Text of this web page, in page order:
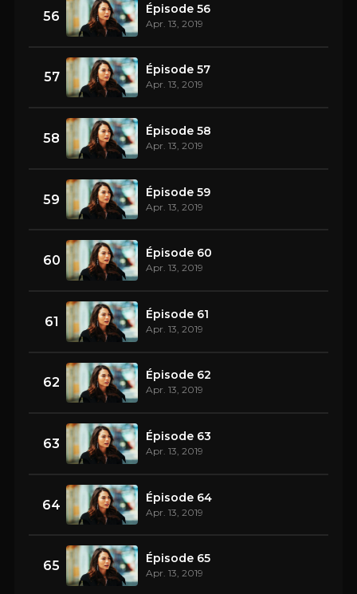
56 Épisode 56
Apr. 13, 2019
57 Épisode 57
Apr. 13, 2019
58 Épisode 58
Apr. 13, 2019
59 Épisode 59
Apr. 13, 2019
60 Épisode 60
Apr. 13, 2019
61 Épisode 61
Apr. 13, 2019
62 Épisode 62
Apr. 13, 2019
63 Épisode 63
Apr. 13, 2019
64 Épisode 64
Apr. 13, 2019
65 Épisode 65
Apr. 13, 2019